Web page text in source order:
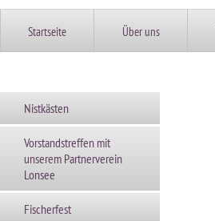
Startseite Über uns
Nistkästen
Vorstandstreffen mit
unserem Partnerverein
Lonsee
Fischerfest